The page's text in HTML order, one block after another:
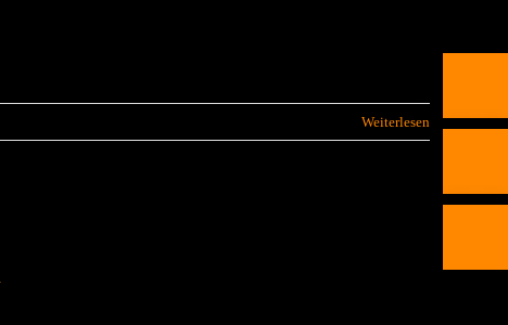
Weiterlesen